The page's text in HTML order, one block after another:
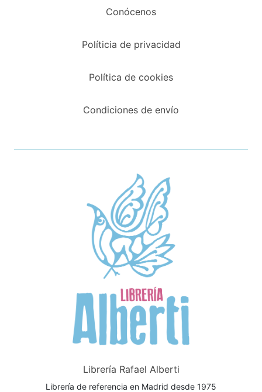
Conócenos
Políticia de privacidad
Política de cookies
Condiciones de envío
Librería Rafael Alberti
Librería de referencia en Madrid desde 1975